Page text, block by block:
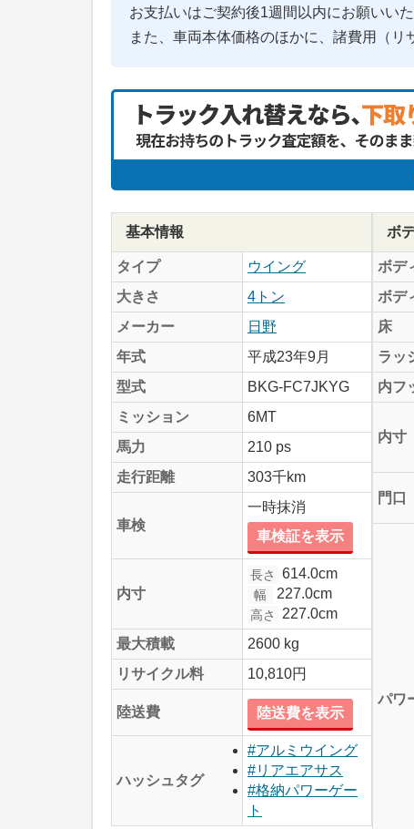
お支払いはご契約後1週間以内にお願いいた
また、車両本体価格のほかに、諸費用（
基本情報
タイプ
ウイング
大きさ
4トン
メーカー
日野
年式
平成23年9月
型式
BKG-FC7JKYG
ミッション
6MT
馬力
210 ps
走行距離
303千km
車検
一時抹消
車検証を表示
内寸
長さ 614.0cm
幅 227.0cm
高さ
227.0cm
最大積載
2600 kg
リサイクル料
10,810円
陸送費 陸送費を表示
ハッシュタグ
#アルミウイング
#リアエアサス
#格納パワーゲー
ト
ボ
ボデ
ボデ
床
ラッ
内フ
内寸
門口
パワ